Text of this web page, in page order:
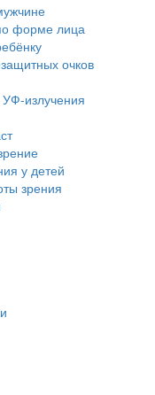
форме лица
очков
УФ-излучения
у детей
зрения